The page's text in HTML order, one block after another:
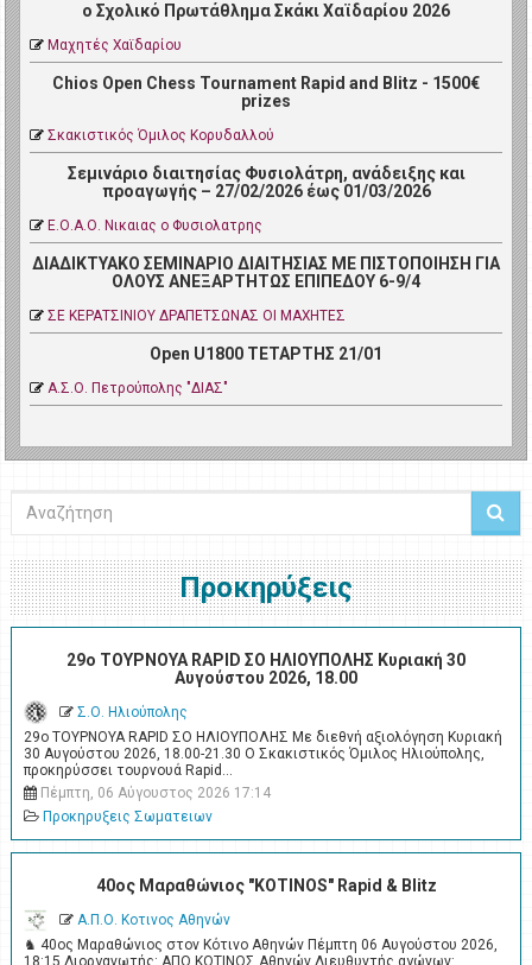
ο Σχολικό Πρωτάθλημα Σκάκι Χαϊδαρίου 2026
Μαχητές Χαϊδαρίου
Chios Open Chess Tournament Rapid and Blitz - 1500€
prizes
Σκακιστικός Όμιλος Κορυδαλλού
Σεμινάριο διαιτησίας Φυσιολάτρη, ανάδειξης και
προαγωγής – 27/02/2026 έως 01/03/2026
Ε.Ο.Α.Ο. Νικαιας ο Φυσιολατρης
ΔΙΑΔΙΚΤΥΑΚΟ ΣΕΜΙΝΑΡΙΟ ΔΙΑΙΤΗΣΙΑΣ ΜΕ ΠΙΣΤΟΠΟΙΗΣΗ ΓΙΑ
ΟΛΟΥΣ ΑΝΕΞΑΡΤΗΤΩΣ ΕΠΙΠΕΔΟΥ 6-9/4
ΣΕ ΚΕΡΑΤΣΙΝΙΟΥ ΔΡΑΠΕΤΣΩΝΑΣ ΟΙ ΜΑΧΗΤΕΣ
Open U1800 ΤΕΤΑΡΤΗΣ 21/01
Α.Σ.Ο. Πετρoύπολης "ΔΙΑΣ"
Προκηρύξεις
29ο ΤΟΥΡΝΟΥΑ RAPID ΣΟ ΗΛΙΟΥΠΟΛΗΣ Κυριακή 30
Αυγούστου 2026, 18.00
Σ.Ο. Ηλιούπολης
29ο ΤΟΥΡΝΟΥΑ RAPID ΣΟ ΗΛΙΟΥΠΟΛΗΣ Με διεθνή αξιολόγηση Κυριακή
30 Αυγούστου 2026, 18.00-21.30 Ο Σκακιστικός Όμιλος Ηλιούπολης,
προκηρύσσει τουρνουά Rapid…
Πέμπτη, 06 Αύγουστος 2026 17:14
Προκηρυξεις Σωματειων
40ος Μαραθώνιος "KOTINOS" Rapid & Blitz
Α.Π.Ο. Κοτινος Αθηνών
♞ 40ος Μαραθώνιος στον Κότινο Αθηνών Πέμπτη 06 Αυγούστου 2026,